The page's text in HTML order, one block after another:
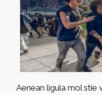
Aenean ligula mol stie